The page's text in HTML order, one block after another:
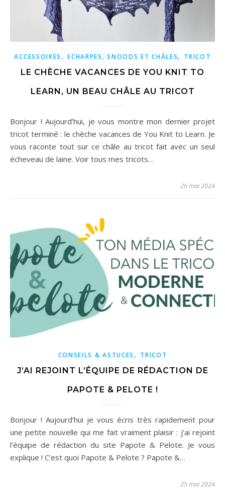
ACCESSOIRES ,ECHARPES, SNOODS ET CHÂLES, TRICOT
LE CHÈCHE VACANCES DE YOU KNIT TO
LEARN, UN BEAU CHÂLE AU TRICOT
Bonjour ! Aujourd’hui, je vous montre mon dernier projet
tricot terminé : le chèche vacances de You Knit to Learn. Je
vous raconte tout sur ce châle au tricot fait avec un seul
écheveau de laine. Voir tous mes tricots…
26 mai 2024
CONSEILS & ASTUCES , TRICOT
J’AI REJOINT L’ÉQUIPE DE RÉDACTION DE
PAPOTE & PELOTE !
Bonjour ! Aujourd’hui je vous écris très rapidement pour
une petite nouvelle qui me fait vraiment plaisir : j’ai rejoint
l’équipe de rédaction du site Papote & Pelote. Je vous
explique ! C’est quoi Papote & Pelote ? Papote &…
25 mai 2024